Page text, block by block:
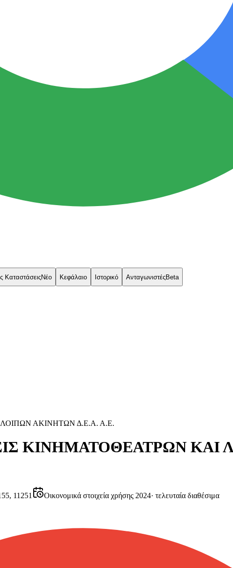
ΚαταστάσειςΝέο Κεφάλαιο Ιστορικό ΑνταγωνιστέςBeta
ΑΚΙΝΗΤΩΝ Δ.Ε.Α. Α.Ε.
ΚΙΝΗΜΑΤΟΘΕΑΤΡΩΝ ΚΑΙ
11251 Οικονομικά στοιχεία χρήσης 2024· τελευταία διαθέσιμα